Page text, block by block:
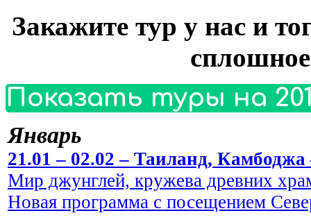
Закажите тур у нас и
Показать туры на
Январь
21.01 – 02.02 – Таиланд,
Мир джунглей, кружева древних
Новая программа с посещением